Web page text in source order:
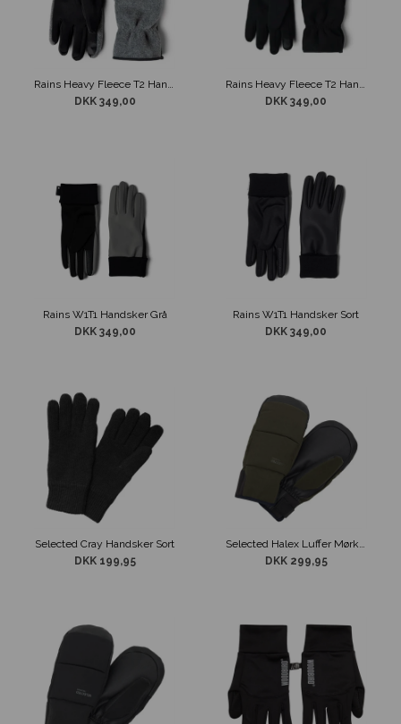
Rains Heavy Fleece T2 Handsker Grå
DKK 349,00
Rains Heavy Fleece T2 Handsker Sort
DKK 349,00
Rains W1T1 Handsker Grå
DKK 349,00
Rains W1T1 Handsker Sort
DKK 349,00
Selected Cray Handsker Sort
DKK 199,95
Selected Halex Luffer Mørke Grøn
DKK 299,95